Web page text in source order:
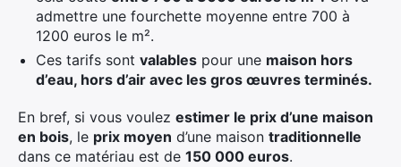
admettre une fourchette moyenne entre 700 à
1200 euros le m².
Ces tarifs sont valables pour une maison hors
d’eau, hors d’air avec les gros œuvres terminés.
En bref, si vous voulez estimer le prix d’une maison
en bois, le prix moyen d’une maison traditionnelle
dans ce matériau est de 150 000 euros.
×